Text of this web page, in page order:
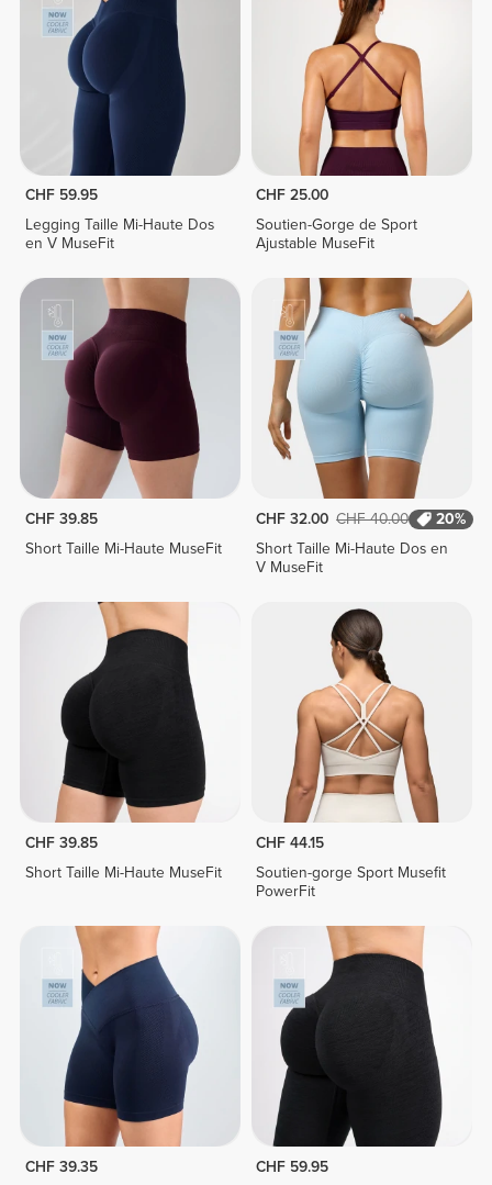
CHF 59.95
Legging Taille Mi-Haute Dos
en V MuseFit
CHF 25.00
Soutien-Gorge de Sport
Ajustable MuseFit
CHF 39.85
Short Taille Mi-Haute MuseFit
CHF 32.00 CHF 40.00
20%
Short Taille Mi-Haute Dos en
V MuseFit
CHF 39.85
Short Taille Mi-Haute MuseFit
CHF 44.15
Soutien-gorge Sport Musefit
PowerFit
CHF 39.35
CHF 59.95